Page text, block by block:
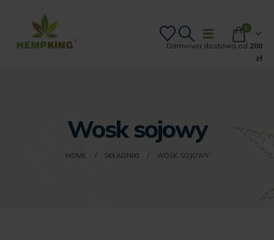
0
Darmowa dostawa od 200
zł
Wosk sojowy
HOME SKŁADNIKI WOSK SOJOWY